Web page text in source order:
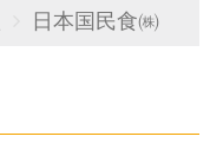
日本国民食㈱